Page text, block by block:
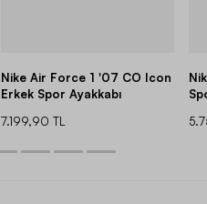
Nike Air Force 1 '07 CO Icon
Erkek Spor Ayakkabı
7.199,90 TL